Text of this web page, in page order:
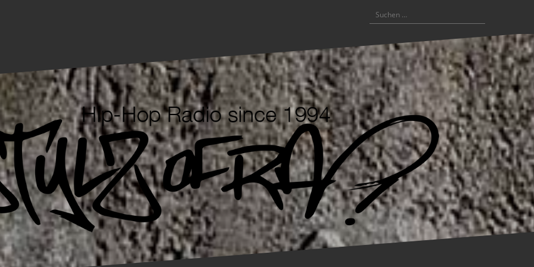
Suchen
nach: